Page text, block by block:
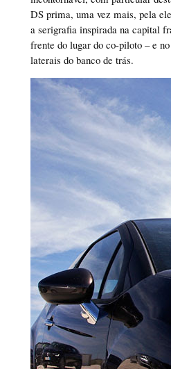
DS prima, uma vez mais, pela
a serigrafia inspirada na capital
frente do lugar do co-piloto – e
laterais do banco de trás.